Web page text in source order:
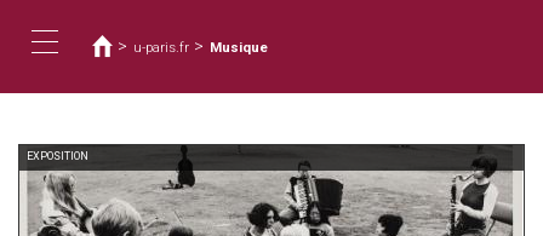
容
navigation
在
這
裡
> u-paris.fr > Musique
EXPOSITION